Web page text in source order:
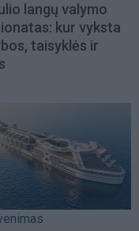
langų valymo
kur vyksta
taisyklės ir